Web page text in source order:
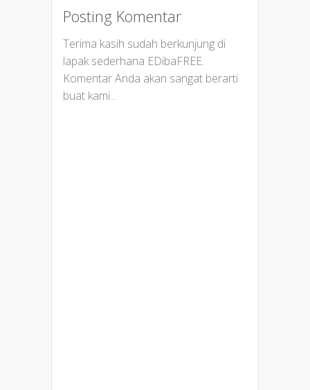
Posting Komentar
Terima kasih sudah berkunjung di
lapak sederhana EDibaFREE.
Komentar Anda akan sangat berarti
buat kami...